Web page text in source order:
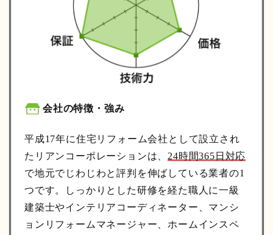
会社の特徴・強み
平成17年に住宅リフォーム会社として設立され
たリアンコーポレーションは、 24時間365日対応
で地元でじわじわと評判を伸ばしている業者の1
つです。しっかりとした研修を経た職人に一級
建築士やインテリアコーディネーター、マンシ
ョンリフォームマネージャー、ホームインスペ